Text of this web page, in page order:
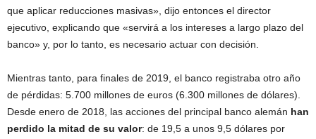
que aplicar reducciones masivas», dijo entonces el director
ejecutivo, explicando que «servirá a los intereses a largo plazo del
banco» y, por lo tanto, es necesario actuar con decisión.
Mientras tanto, para finales de 2019, el banco registraba otro año
de pérdidas: 5.700 millones de euros (6.300 millones de dólares).
Desde enero de 2018, las acciones del principal banco alemán han
perdido la mitad de su valor: de 19,5 a unos 9,5 dólares por